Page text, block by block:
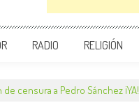
RADIO RELIGIÓN
de censura a Pedro Sánchez ¡YA!